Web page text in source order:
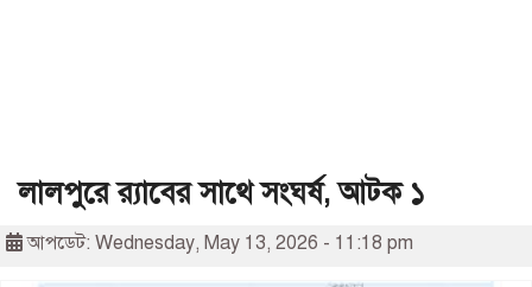
লালপুরে র‌্যাবের সাথে সংঘর্ষ, আটক ১
আপডেট: Wednesday, May 13, 2026 - 11:18 pm